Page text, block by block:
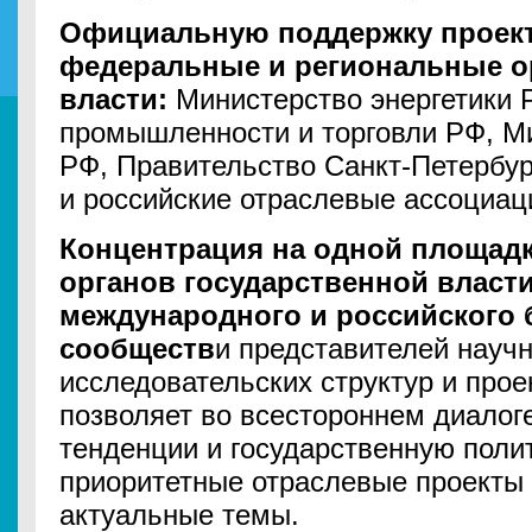
Официальную поддержку
федеральные и региональные
власти: Министерство
промышленности и торговли РФ,
РФ, Правительство Санкт-
и российские отраслевые
Концентрация на одной
органов государственной
международного и российского
сообществи представителей
исследовательских структур и
позволяет во всестороннем
тенденции и государственную
приоритетные отраслевые
актуальные темы.